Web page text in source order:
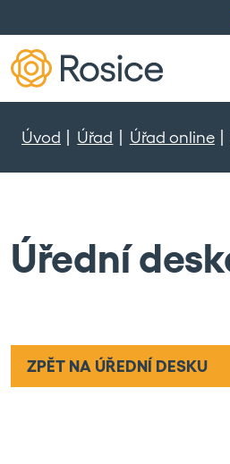
Úvod Úřad Úřad online
Úřední
ZPĚT NA ÚŘEDNÍ DESKU